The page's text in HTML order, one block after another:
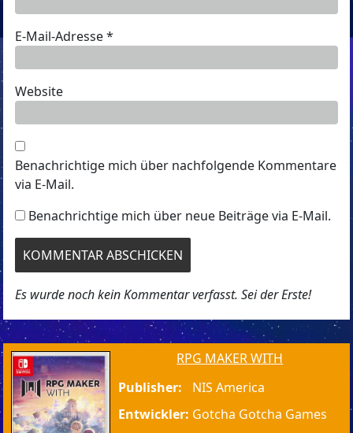
E-Mail-Adresse*
Website
Benachrichtige mich über nachfolgende Kommentare
via E-Mail.
Benachrichtige mich über neue Beiträge via E-Mail.
Es wurde noch kein Kommentar verfasst. Sei der Erste!
RPG MAKER WITH
Publisher:
NIS America
Entwickler: Gotcha Gotcha Games